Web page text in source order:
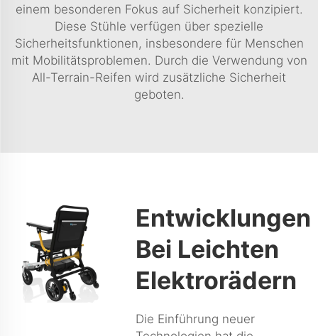
einem besonderen Fokus auf Sicherheit konzipiert.
Diese Stühle verfügen über spezielle
Sicherheitsfunktionen, insbesondere für Menschen
mit Mobilitätsproblemen. Durch die Verwendung von
All-Terrain-Reifen wird zusätzliche Sicherheit
geboten.
Entwicklungen
Bei Leichten
Elektrorädern
Die Einführung neuer